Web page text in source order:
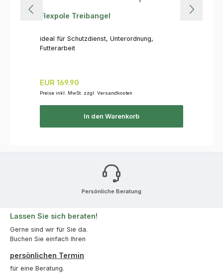
Flexpole Treibangel
ideal für Schutzdienst, Unterordnung,
Futterarbeit
Regulärer Preis:
EUR 169.90
Preise inkl. MwSt. zzgl. Versandkosten
In den Warenkorb
Persönliche Beratung
Lassen Sie sich beraten!
Gerne sind wir für Sie da.
Buchen Sie einfach Ihren
persönlichen Termin
für eine Beratung.